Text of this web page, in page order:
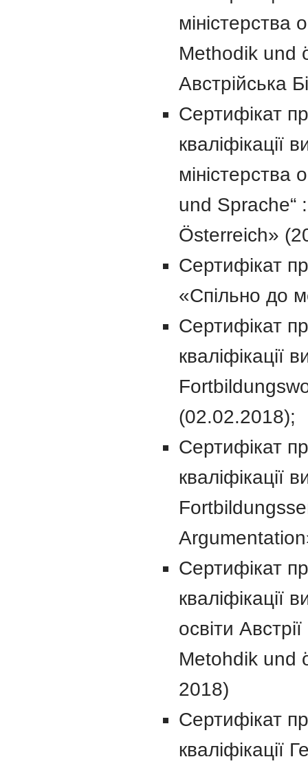
міністерства
Methodik und
Австрійська
Сертифікат
кваліфікації
міністерства
und Sprache“
Österreich»
Сертифікат
«Спільно до
Сертифікат
кваліфікації
(02.02.2018);
Сертифікат
кваліфікації
Сертифікат
кваліфікації
освіти
Metohdik und
2018)
Сертифікат
кваліфікації